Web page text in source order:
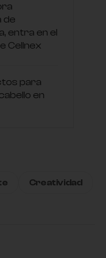
de
entra en el
Cellnex
para
en
Creatividad